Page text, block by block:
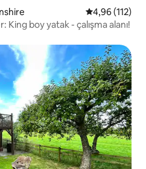
5 üzerinden
4,96 (112)
boy yatak - çalışma alanı!
beğenilenler arasında